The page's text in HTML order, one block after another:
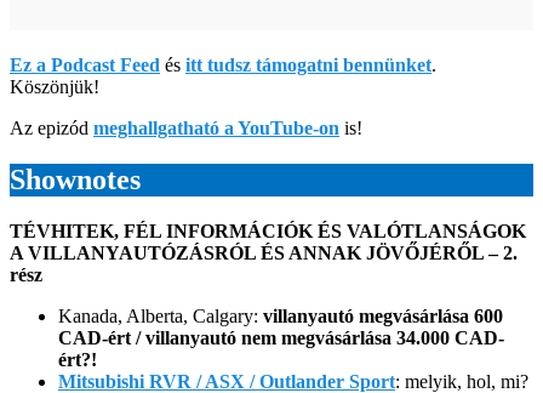
Ez a Podcast Feed és itt tudsz támogatni bennünket.
Köszönjük!
Az epizód meghallgatható a YouTube-on is!
Shownotes
TÉVHITEK, FÉL INFORMÁCIÓK ÉS VALÓTLANSÁGOK
A VILLANYAUTÓZÁSRÓL ÉS ANNAK JÖVŐJÉRŐL – 2.
rész
Kanada, Alberta, Calgary: villanyautó megvásárlása 600
CAD-ért / villanyautó nem megvásárlása 34.000 CAD-
ért?!
Mitsubishi RVR / ASX / Outlander Sport: melyik, hol, mi?